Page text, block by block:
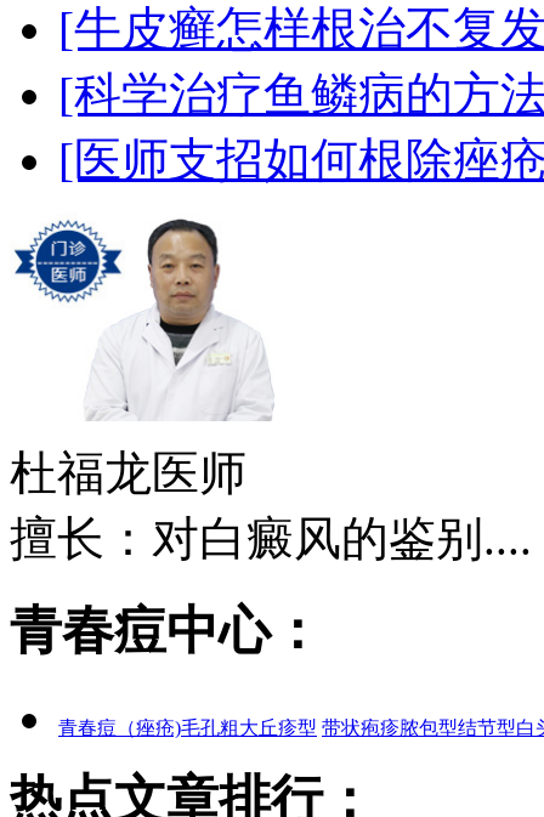
[牛皮癣怎样根治不复
[科学治疗鱼鳞病的方
[医师支招如何根除痤
杜福龙医师
擅长：对白癜风的鉴别....
青春痘中心：
青春痘（痤疮)毛孔粗大 丘疹型 带状疱疹脓包型结节型白
热点文章排行：